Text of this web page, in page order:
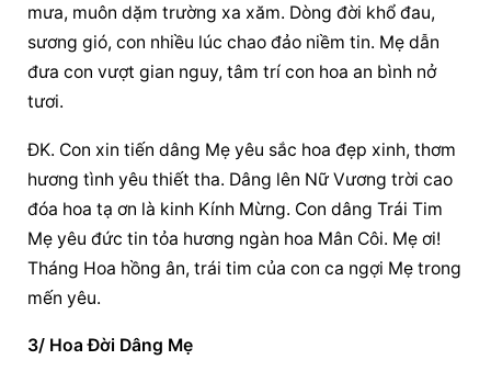
mưa, muôn dặm trường xa xăm. Dòng đời khổ đau,
sương gió, con nhiều lúc chao đảo niềm tin. Mẹ dẫn
đưa con vượt gian nguy, tâm trí con hoa an bình nở
tươi.
ĐK. Con xin tiến dâng Mẹ yêu sắc hoa đẹp xinh, thơm
hương tình yêu thiết tha. Dâng lên Nữ Vương trời cao
đóa hoa tạ ơn là kinh Kính Mừng. Con dâng Trái Tim
Mẹ yêu đức tin tỏa hương ngàn hoa Mân Côi. Mẹ ơi!
Tháng Hoa hồng ân, trái tim của con ca ngợi Mẹ trong
mến yêu.
3/ Hoa Đời Dâng Mẹ